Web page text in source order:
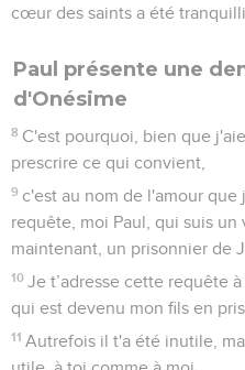
cœur des saints a été
Paul présente une
d'Onésime
8 C'est pourquoi, bien que
prescrire ce qui convient,
9 c'est au nom de l'amour que
requête, moi Paul, qui suis un
maintenant, un prisonnier de
10 Je t’adresse cette requête
qui est devenu mon fils en
11 Autrefois il t'a été inutile,